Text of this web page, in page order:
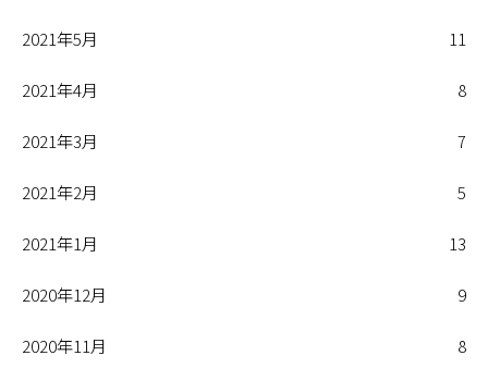
2021年5月 11
2021年4月 8
2021年3月 7
2021年2月 5
2021年1月 13
2020年12月 9
2020年11月 8